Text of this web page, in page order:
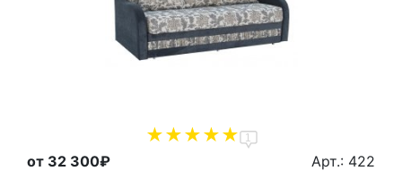
1
от 32 300₽ Арт.: 422